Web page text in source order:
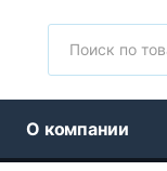
О компании